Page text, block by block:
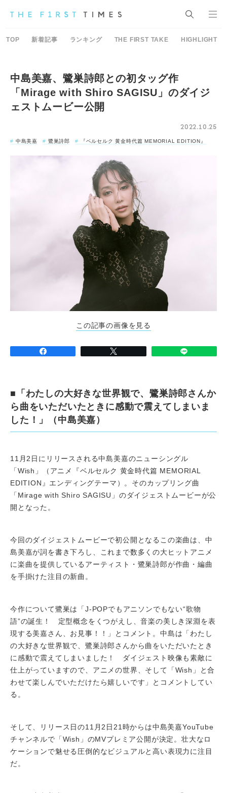
TOP 新着記事 ランキング THE FIRST TAKE HIGHLIGHT
中島美嘉、鷺巣詩郎との初タッグ作
「Mirage with Shiro SAGISU」のダイジ
ェストムービー公開
2022.10.25
中島美嘉 鷺巣詩郎 『ベルセルク 黄金時代篇 MEMORIAL EDITION』
この記事の画像を見る
■「わたしの大好きな世界観で、鷺巣詩郎さんか
ら曲をいただいたときに感動で震えてしまいま
した！」（中島美嘉）
11月2日にリリースされる中島美嘉のニューシングル
「Wish」（アニメ『ベルセルク 黄金時代篇 MEMORIAL
EDITION』エンディングテーマ）。そのカップリング曲
「Mirage with Shiro SAGISU」のダイジェストムービーが公
開となった。
今回のダイジェストムービーで初公開となるこの楽曲は、中
島美嘉が詞を書き下ろし、これまで数多くの大ヒットアニメ
に楽曲を提供しているアーティスト・鷺巣詩郎が作曲・編曲
を手掛けた注目の新曲。
今作について鷺巣は「J-POPでもアニソンでもない“歌物
語”の誕生！ 定型概念をくつがえし、音楽の美しき深淵を表
現する美嘉さん、お見事！！」とコメント。中島は「わたし
の大好きな世界観で、鷺巣詩郎さんから曲をいただいたとき
に感動で震えてしまいました！ ダイジェスト映像も素敵に
仕上がっていますので、アニメの世界、そして「Wish」と合
わせて楽しんでいただけたら嬉しいです」とコメントしてい
る。
そして、リリース日の11月2日21時からは中島美嘉YouTube
チャンネルで「Wish」のMVプレミア公開が決定。壮大なロ
ケーションで魅せる圧倒的なビジュアルと高い表現力に注目
だ。